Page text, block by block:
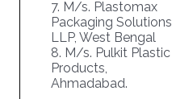
7. M/s. Plastomax
Packaging Solutions
LLP, West Bengal
8. M/s. Pulkit Plastic
Products,
Ahmadabad.